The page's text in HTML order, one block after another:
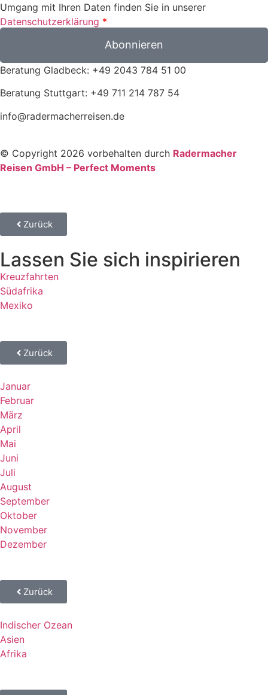
Umgang mit Ihren Daten finden Sie in unserer
Datenschutzerklärung *
Abonnieren
Beratung Gladbeck: +49 2043 784 51 00
Beratung Stuttgart: +49 711 214 787 54
info@radermacherreisen.de
© Copyright 2026 vorbehalten durch Radermacher
Reisen GmbH – Perfect Moments
Zurück
Lassen Sie sich inspirieren
Kreuzfahrten
Südafrika
Mexiko
Zurück
Januar
Februar
März
April
Mai
Juni
Juli
August
September
Oktober
November
Dezember
Zurück
Indischer Ozean
Asien
Afrika